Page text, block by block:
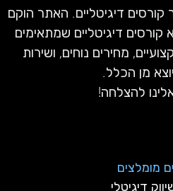
דיגיטליים. האתר הוקם
דיגיטליים שמתאימים
מחירים נוחים, ושירות
מן הכלל.
להצלחה!
מומלצים
דיגיטלי